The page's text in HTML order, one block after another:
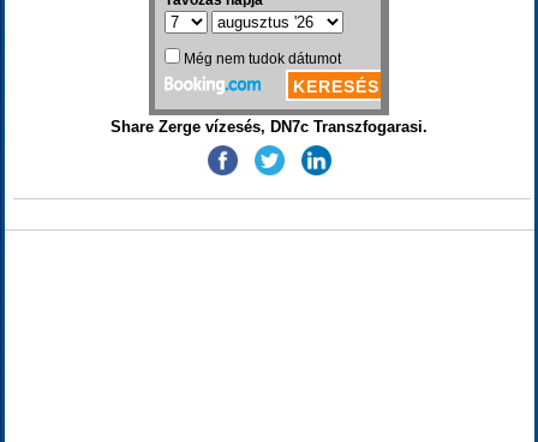
Share Zerge vízesés, DN7c Transzfogarasi.